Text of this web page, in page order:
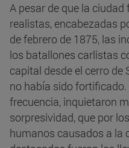
A pesar de que la
realistas, encabezadas
de febrero de 1875, las
los batallones carlistas
capital desde el cerro de
no había sido
frecuencia, inquietaron
sorpresividad, que por
humanos causados a la